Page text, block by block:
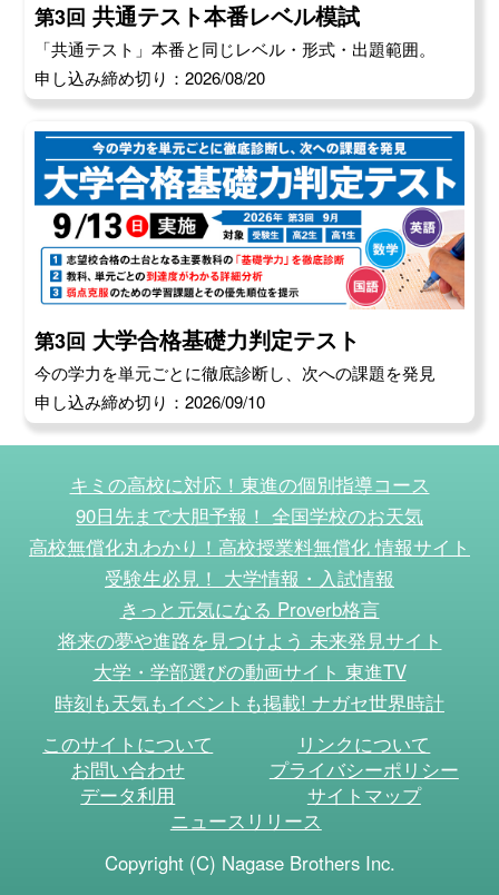
第3回 共通テスト本番レベル模試
「共通テスト」本番と同じレベル・形式・出題範囲。
申し込み締め切り：2026/08/20
第3回 大学合格基礎力判定テスト
今の学力を単元ごとに徹底診断し、次への課題を発見
申し込み締め切り：2026/09/10
キミの高校に対応！東進の個別指導コース
90日先まで大胆予報！ 全国学校のお天気
高校無償化丸わかり！高校授業料無償化 情報サイト
受験生必見！ 大学情報・入試情報
きっと元気になる Proverb格言
将来の夢や進路を見つけよう 未来発見サイト
大学・学部選びの動画サイト 東進TV
時刻も天気もイベントも掲載! ナガセ世界時計
このサイトについて
リンクについて
お問い合わせ
プライバシーポリシー
データ利用
サイトマップ
ニュースリリース
Copyright (C) Nagase Brothers Inc.